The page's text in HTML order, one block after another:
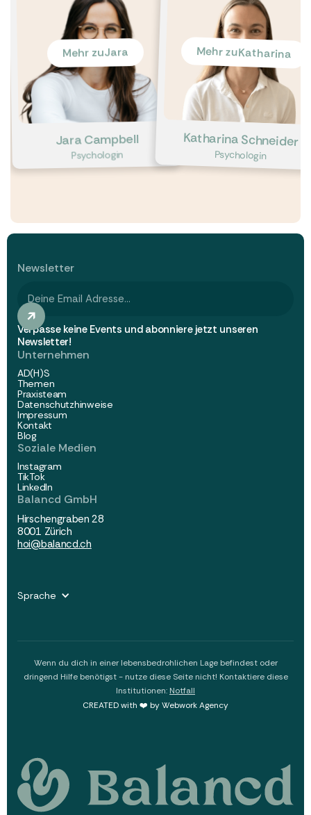
Jara Campbell
Psychologin
Mehr zuJara
Katharina Schneider
Psychologin
Mehr zuKatharina
Newsletter
Verpasse keine Events und abonniere jetzt unseren
Newsletter!
Unternehmen
AD(H)S
Themen
Praxisteam
Datenschutzhinweise
Impressum
Kontakt
Blog
Soziale Medien
Instagram
TikTok
LinkedIn
Balancd GmbH
Hirschengraben 28
8001 Zürich
hoi@balancd.ch
Sprache
Wenn du dich in einer lebensbedrohlichen Lage befindest oder
dringend Hilfe benötigst - nutze diese Seite nicht! Kontaktiere diese
Institutionen: Notfall
CREATED with ❤️ by Webwork Agency